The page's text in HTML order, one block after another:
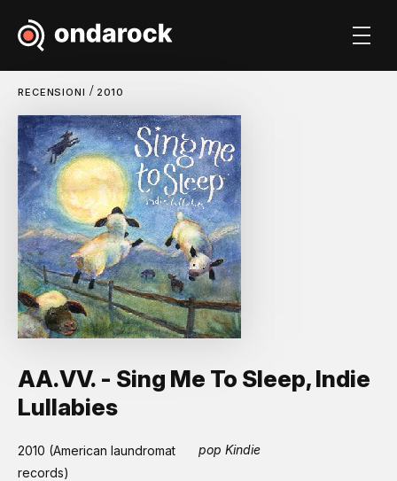
RECENSIONI / 2010
AA.VV. - Sing Me To Sleep, Indie
Lullabies
2010 (American laundromat
records)
pop Kindie